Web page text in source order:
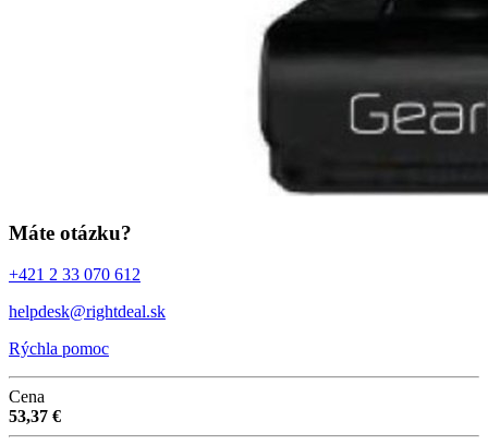
Máte otázku?
+421 2 33 070 612
helpdesk@rightdeal.sk
Rýchla pomoc
Cena
53,37 €